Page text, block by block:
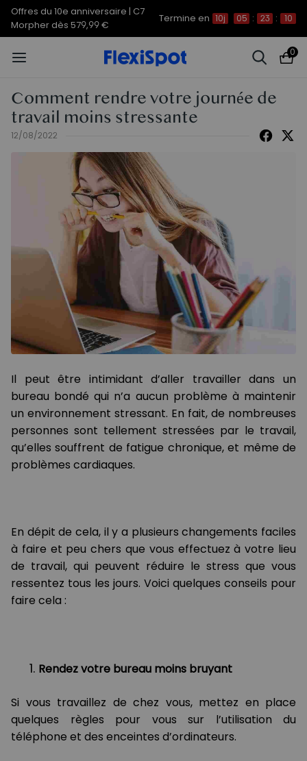
Offres du 10e anniversaire | C7
Morpher dès 579,99 €
Termine en 10j 05 : 23 : 09
0
Comment rendre votre journée de
travail moins stressante
12/08/2022
Il peut être intimidant d’aller travailler dans un
bureau bondé qui n’a aucun problème à maintenir
un environnement stressant. En fait, de nombreuses
personnes sont tellement stressées par le travail,
qu’elles souffrent de fatigue chronique, et même de
problèmes cardiaques.
En dépit de cela, il y a plusieurs changements faciles
à faire et peu chers que vous effectuez à votre lieu
de travail, qui peuvent réduire le stress que vous
ressentez tous les jours. Voici quelques conseils pour
faire cela :
Rendez votre bureau moins bruyant
Si vous travaillez de chez vous, mettez en place
quelques règles pour vous sur l’utilisation du
téléphone et des enceintes d’ordinateurs.